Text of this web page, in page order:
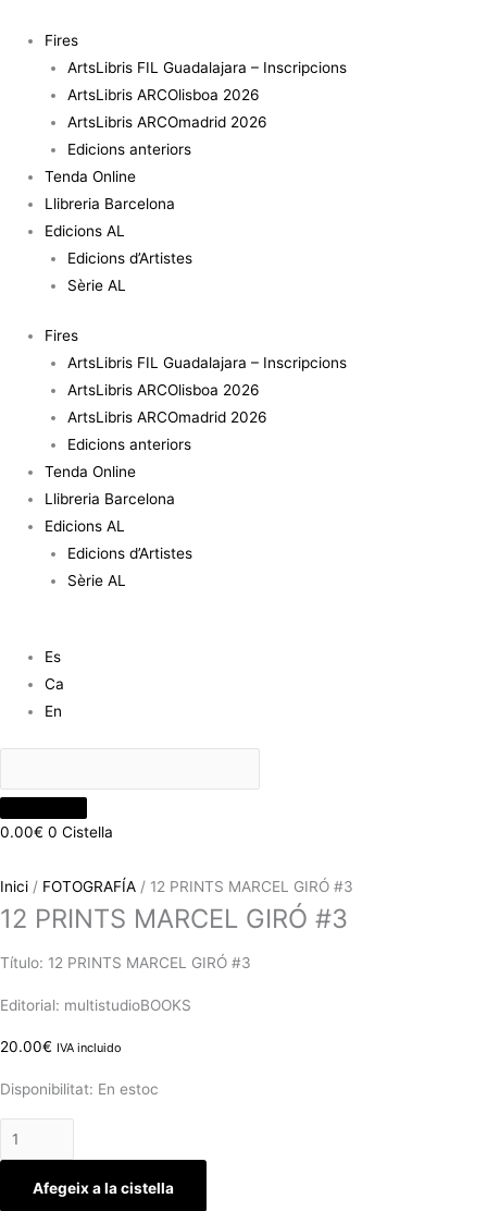
contingut
Fires
ArtsLibris FIL Guadalajara – Inscripcions
ArtsLibris ARCOlisboa 2026
ArtsLibris ARCOmadrid 2026
Edicions anteriors
Tenda Online
Llibreria Barcelona
Edicions AL
Edicions d’Artistes
Sèrie AL
Fires
ArtsLibris FIL Guadalajara – Inscripcions
ArtsLibris ARCOlisboa 2026
ArtsLibris ARCOmadrid 2026
Edicions anteriors
Tenda Online
Llibreria Barcelona
Edicions AL
Edicions d’Artistes
Sèrie AL
Es
Ca
En
0.00€ 0 Cistella
Inici / FOTOGRAFÍA / 12 PRINTS MARCEL GIRÓ #3
12 PRINTS MARCEL GIRÓ #3
Título: 12 PRINTS MARCEL GIRÓ #3
Editorial: multistudioBOOKS
20.00€ IVA incluido
Disponibilitat: En estoc
PRINTS
MARCEL
Afegeix a la cistella